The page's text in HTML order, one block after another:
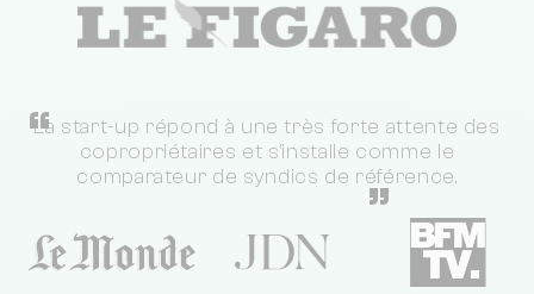
“
La start-up répond à une très forte attente des
copropriétaires et s'installe comme le
comparateur de syndics de référence.
”